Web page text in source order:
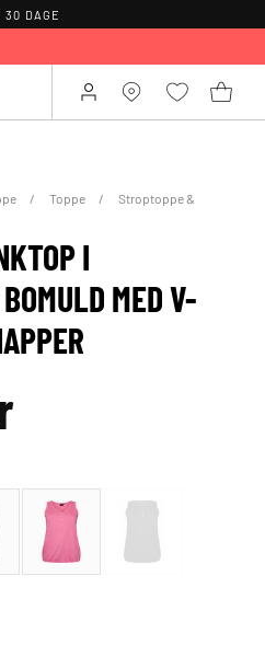
30 DAGE
Toppe
Stroptoppe &
I
MED V-